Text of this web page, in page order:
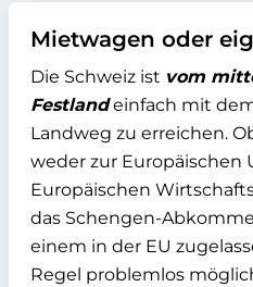
Mietwagen oder
Die Schweiz ist vom
Festlandeinfach mit
Landweg zu erreichen.
weder zur Europäischen
Europäischen
das Schengen-
einem in der EU
Regel problemlos